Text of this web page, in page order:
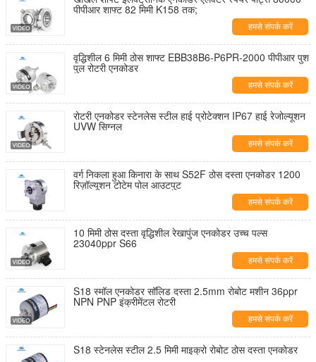
पीपीआर शाफ्ट 82 मिमी K158 तक;
हमसे संपर्क करें
वृद्धिशील 6 मिमी ठोस शाफ्ट EBB38B6-P6PR-2000 पीपीआर पुश
पुल रोटरी एनकोडर
हमसे संपर्क करें
रोटरी एनकोडर स्टेनलेस स्टील हाई प्रोटेक्शन IP67 हाई रेजोल्यूशन
UVW सिग्नल
हमसे संपर्क करें
वर्ग निकला हुआ किनारा के साथ S52F ठोस दस्ता एनकोडर 1200
रिज़ॉल्यूशन टोटेम पोल आउटपुट
हमसे संपर्क करें
10 मिमी ठोस दस्ता वृद्धिशील रेखापुंज एनकोडर उच्च पल्स
23040ppr S66
हमसे संपर्क करें
S18 स्मॉल एनकोडर सॉलिड दस्ता 2.5mm रोबोट मशीन 36ppr
NPN PNP इंक्रीमेंटल रोटरी
हमसे संपर्क करें
S18 स्टेनलेस स्टील 2.5 मिमी माइक्रो रोबोट ठोस दस्ता एनकोडर